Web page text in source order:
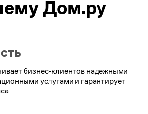
Дом.ру
бизнес-клиентов надежными
услугами и гарантирует